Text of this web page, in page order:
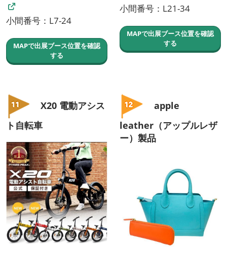
小間番号：L7-24
MAPで出展ブース位置を確認
する
小間番号：L21-34
MAPで出展ブース位置を確認
する
X20 電動アシス
ト自転車
apple
leather（アップルレザ
ー）製品